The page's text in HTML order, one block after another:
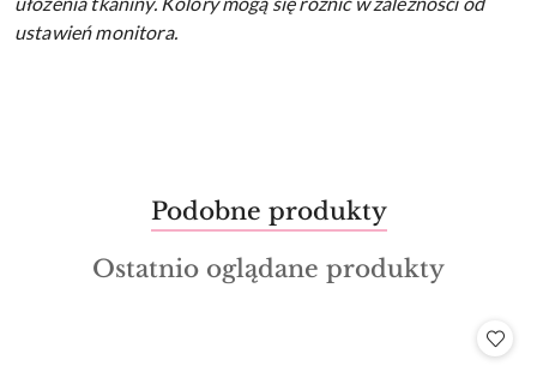
ustawień monitora.
Pomiń karuzelę produktów
Produkty
o
statusie:
Podobne produkty
Produkty
Ostatnio oglądane produkty